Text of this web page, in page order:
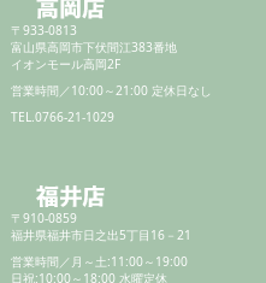
〒933-0813
富山県高岡市下伏間江383番地
イオンモール高岡2F
営業時間／ 10:00～21:00 定休日なし
TEL.0766-21-1029
〒910-0859
福井県福井市日之出5丁目16－21
営業時間／ 月～土:11:00～19:00
日祝:10:00～18:00 水曜定休